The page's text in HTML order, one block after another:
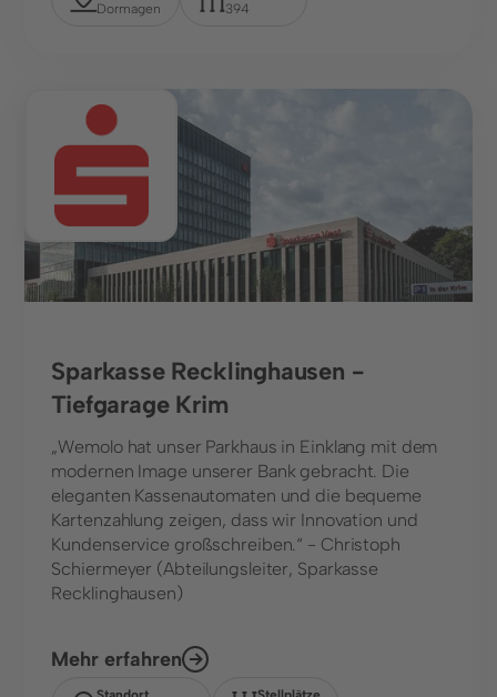
Dormagen
394
Banken
Sparkasse Recklinghausen -
Tiefgarage Krim
„Wemolo hat unser Parkhaus in Einklang mit dem
modernen Image unserer Bank gebracht. Die
eleganten Kassenautomaten und die bequeme
Kartenzahlung zeigen, dass wir Innovation und
Kundenservice großschreiben.“ - Christoph
Schiermeyer (Abteilungsleiter, Sparkasse
Recklinghausen)
Mehr erfahren